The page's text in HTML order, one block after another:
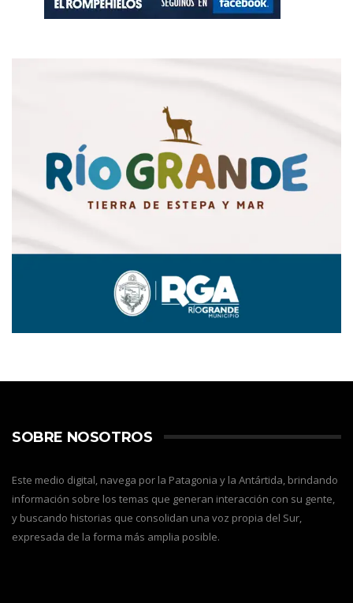
SOBRE NOSOTROS
Este medio digital, navega por la Patagonia y la Antártida, brindando
información sobre los temas que generan interacción con su gente,
y buscando historias que consolidan una voz propia del Sur,
expresada de la forma más amplia posible.